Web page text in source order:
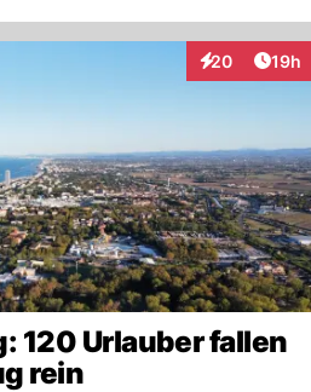
20
Interaktionen
19h
120 Urlauber fallen
rein